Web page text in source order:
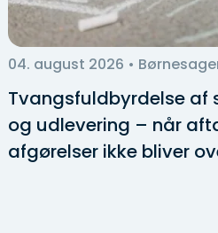
04. august 2026 •
Tvangsfuldbyrdelse
og udlevering – når
afgørelser ikke bliver